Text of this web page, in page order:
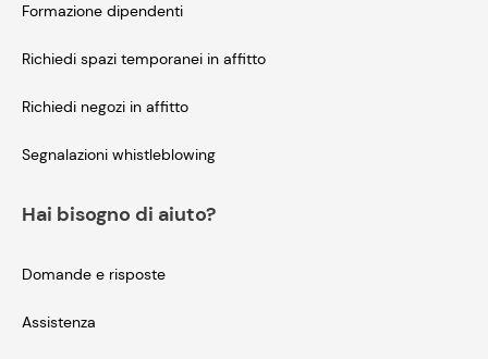
Formazione dipendenti
Richiedi spazi temporanei in affitto
Richiedi negozi in affitto
Segnalazioni whistleblowing
Hai bisogno di aiuto?
Domande e risposte
Assistenza